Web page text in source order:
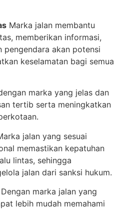
Marka jalan membantu
memberikan informasi,
pengendara akan potensi
keselamatan bagi semua
marka yang jelas dan
tertib serta meningkatkan
jalan yang sesuai
memastikan kepatuhan
lintas, sehingga
jalan dari sanksi hukum.
Dengan marka jalan yang
lebih mudah memahami